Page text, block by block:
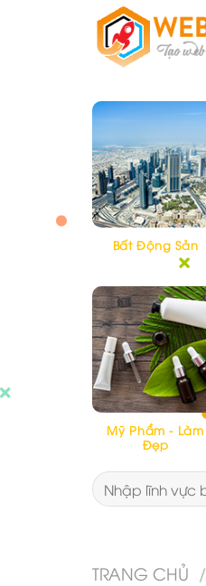
Bất Động Sản
Mỹ Phẩm - Làm
Đẹp
Tìm
kiếm:
TRANG CHỦ /